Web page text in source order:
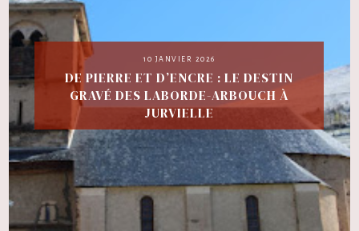
10 JANVIER 2026
DE PIERRE ET D’ENCRE : LE DESTIN
GRAVÉ DES LABORDE-ARBOUCH À
JURVIELLE